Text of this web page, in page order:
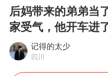
宇树
五粮
后妈带来的弟弟当
家受气，他开车进
记得的太少
四川